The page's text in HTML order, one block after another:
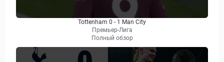
Tottenham 0 - 1 Man City
Премьер-Лига
Полный обзор